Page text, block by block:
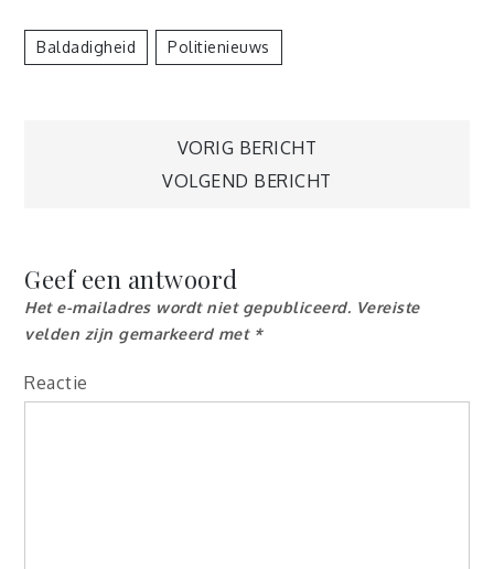
Baldadigheid Politienieuws
Berichtnavigatie
VORIG BERICHT
VOLGEND BERICHT
Geef een antwoord
Het e-mailadres wordt niet gepubliceerd. Vereiste
velden zijn gemarkeerd met *
Reactie